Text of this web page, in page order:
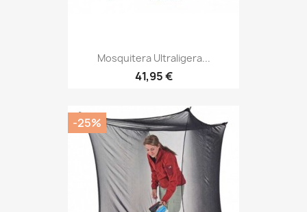
Mosquitera Ultraligera...
Precio
41,95 €
-25%